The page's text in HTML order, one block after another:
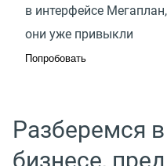
в интерфейсе
они уже привыкли
Попробовать
Разберемся
бизнесе,